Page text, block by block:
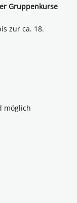
Gruppenkurse
zur ca. 18.
möglich